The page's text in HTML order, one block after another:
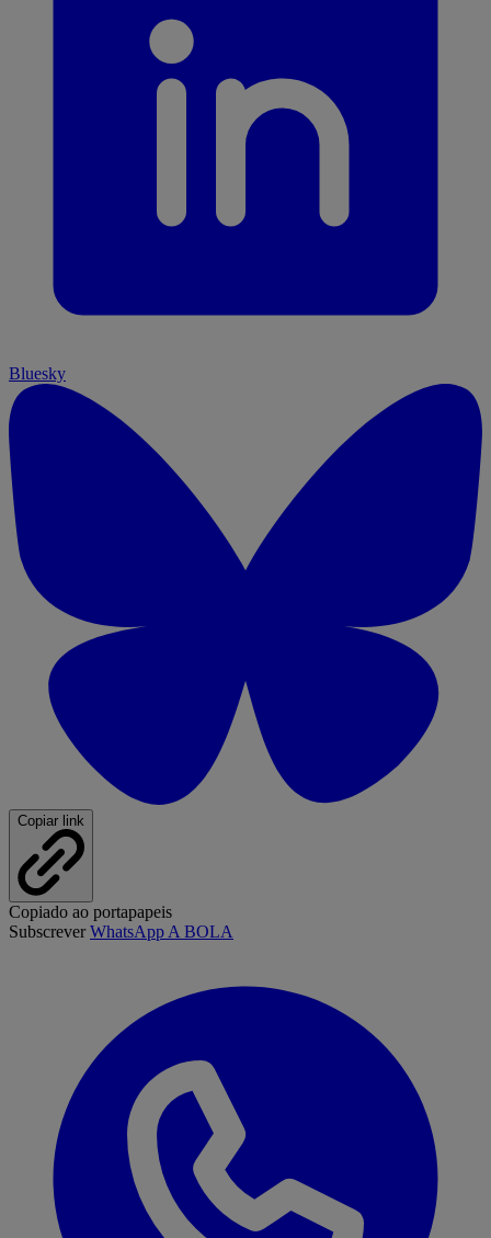
Bluesky
Copiar link
Copiado ao portapapeis
SubscreverWhatsApp A BOLA